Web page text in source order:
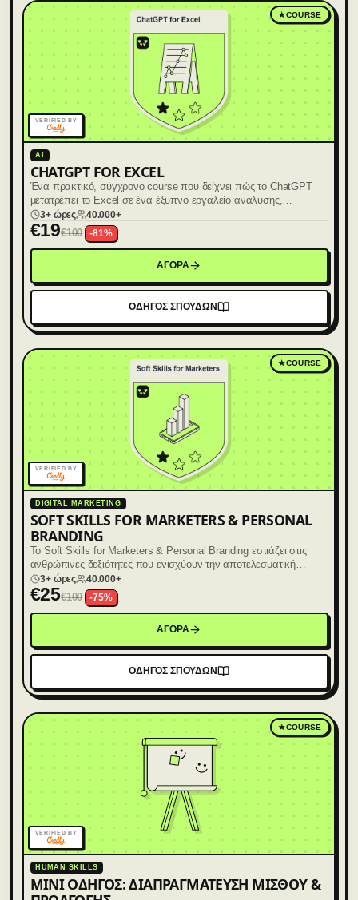
★COURSE
VERIFIED BY
AI
CHATGPT FOR EXCEL
Ένα πρακτικό, σύγχρονο course που δείχνει πώς το ChatGPT
μετατρέπει το Excel σε ένα έξυπνο εργαλείο ανάλυσης,
αυτοματοποίησης και παραγωγικότητας.
3+ ώρες 40.000+
€19€100 -81%
ΑΓΟΡΑ
ΟΔΗΓΟΣ ΣΠΟΥΔΩΝ
★COURSE
VERIFIED BY
DIGITAL MARKETING
SOFT SKILLS FOR MARKETERS & PERSONAL
BRANDING
Το Soft Skills for Marketers & Personal Branding εστιάζει στις
ανθρώπινες δεξιότητες που ενισχύουν την αποτελεσματική
επικοινωνία, την επαγγελματική εικόνα και την προσωπική
επιρροή στον χώρο του marketing και του personal branding.
3+ ώρες 40.000+
€25€100 -75%
ΑΓΟΡΑ
ΟΔΗΓΟΣ ΣΠΟΥΔΩΝ
★COURSE
VERIFIED BY
HUMAN SKILLS
MINI ΟΔΗΓΌΣ: ΔΙΑΠΡΑΓΜΆΤΕΥΣΗ ΜΙΣΘΟΎ &